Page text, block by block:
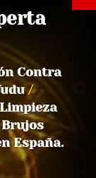
Contra
/
España.